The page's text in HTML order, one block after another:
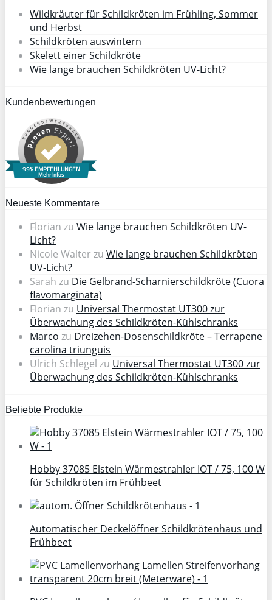
Wildkräuter für Schildkröten im Frühling, Sommer
und Herbst
Schildkröten auswintern
Skelett einer Schildkröte
Wie lange brauchen Schildkröten UV-Licht?
Kundenbewertungen
99% EMPFEHLUNGEN
Mehr Infos
Neueste Kommentare
Florian zu Wie lange brauchen Schildkröten UV-
Licht?
Nicole Walter zu Wie lange brauchen Schildkröten
UV-Licht?
Sarah zu Die Gelbrand-Scharnierschildkröte (Cuora
flavomarginata)
Florian zu Universal Thermostat UT300 zur
Überwachung des Schildkröten-Kühlschranks
Marco zu Dreizehen-Dosenschildkröte – Terrapene
carolina triunguis
Ulrich Schlegel zu Universal Thermostat UT300 zur
Überwachung des Schildkröten-Kühlschranks
Beliebte Produkte
Hobby 37085 Elstein Wärmestrahler IOT / 75, 100 W
für Schildkröten im Frühbeet
Automatischer Deckelöffner Schildkrötenhaus und
Frühbeet